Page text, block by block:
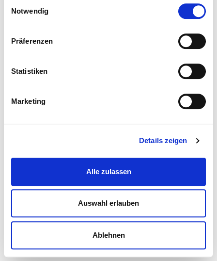
Notwendig
Präferenzen
Statistiken
Marketing
Details zeigen
Alle zulassen
Auswahl erlauben
Ablehnen